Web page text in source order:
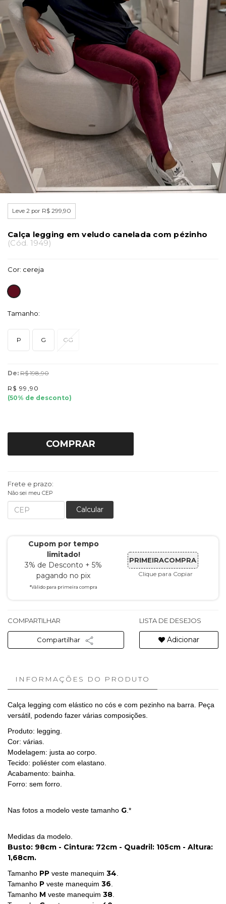
Leve 2 por R$ 299,90
Calça legging em veludo canelada com pézinho
(Cód. 1949)
Cor: cereja
Tamanho:
P G GG
De: R$ 198,90
R$ 99,90
(50% de desconto)
COMPRAR
Frete e prazo:
Não sei meu CEP
Calcular
Cupom por tempo
limitado!
3% de Desconto + 5%
pagando no pix
*Válido para primeira compra
PRIMEIRACOMPRA
Clique para Copiar
COMPARTILHAR
Compartilhar
LISTA DE DESEJOS
Adicionar
INFORMAÇÕES DO PRODUTO
Calça legging com elástico no cós e com pezinho na barra. Peça
versátil, podendo fazer várias composições.
Produto: legging.
Cor: várias.
Modelagem: justa ao corpo.
Tecido: poliéster com elastano.
Acabamento: bainha.
Forro: sem forro.
Nas fotos a modelo veste tamanho G .*
Medidas da modelo.
Busto: 98cm - Cintura: 72cm - Quadril: 105cm - Altura:
1,68cm.
Tamanho PP veste manequim 34
Tamanho P veste manequim 36
Tamanho M veste manequim 38